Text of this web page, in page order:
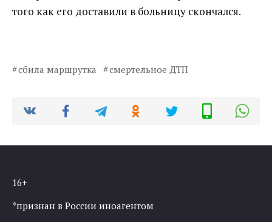
того как его доставили в больницу скончался.
сбила маршрутка смертельное ДТП
16+
*признан в России иноагентом